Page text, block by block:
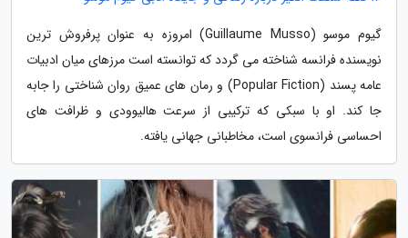
گیوم موسو (Guillaume Musso) امروزه به عنوان پرفروش ترین
نویسنده فرانسه شناخته می گردد که توانسته است مرزهای میان ادبیات
عامه پسند (Popular Fiction) و رمان های عمیق روان شناختی را جابه
جا کند. او با سبکی که ترکیبی از سرعت هالیوودی و ظرافت های
احساسی فرانسوی است، مخاطبانی جهانی یافته.